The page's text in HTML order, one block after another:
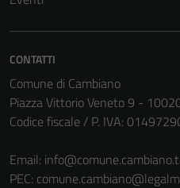
CONTATTI
Comune di Cambiano
Piazza Vittorio Veneto 9 -
Codice fiscale / P. IVA:
Email:
PEC: